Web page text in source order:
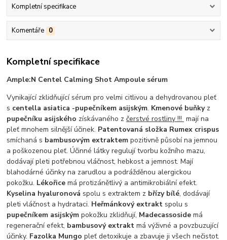
Kompletní specifikace
Komentáře 0
Kompletní specifikace
Ample:N Centel Calming Shot Ampoule sérum
Vynikající zklidňující sérum pro velmi citlivou a dehydrovanou pleť
s centella asiatica -pupečníkem asijským. Kmenové buňkyz
pupečníku asijského získávaného zčerstvé rostliny !!! mají na
pleť mnohem silnější účinek. Patentovaná složka Rumex crispus
smíchaná s bambusovým extraktem pozitivně působí na jemnou
a poškozenou pleť. Účinné látky regulují tvorbu kožního mazu,
dodávají pleti potřebnou vláčnost, hebkost a jemnost. Mají
blahodárné účinky na zarudlou a podrážděnou alergickou
pokožku. Lékořice má protizánětlivý a antimikrobiální efekt.
Kyselina hyaluronová spolu s extraktem z břízy bílé, dodávají
pleti vláčnost a hydrataci. Heřmánkový extrakt spolu s
pupečníkem asijským pokožku zklidňují, Madecassoside má
regenerační efekt, bambusový extrakt má výživné a povzbuzující
účinky. Fazolka Mungopleť detoxikuje a zbavuje ji všech nečistot.